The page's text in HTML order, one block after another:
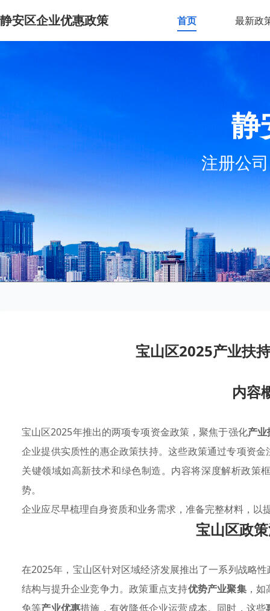
静安区企业优惠政策 首页 最新政
静
注册公
宝山区2025产业扶
内容
宝山区2025年推出的两项专项资金政策，聚焦于强化产业
企业提供实质性的惠企政策扶持。这些政策通过专项资
关键领域如高新技术和绿色制造。内容将深度解析政策
势。
企业应尽早梳理自身资质和业务需求，准备完整材料，以
宝山区政
在2025年，宝山区针对区域经济发展推出了一系列战略
结构与提升企业竞争力。政策重点支持优势产业聚集，如
免等产业优惠措施，有效降低企业运营成本。同时，这些